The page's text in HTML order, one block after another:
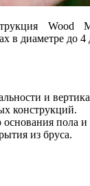
Wood
в диаметре до
и
конструкций.
основания пола
из бруса.